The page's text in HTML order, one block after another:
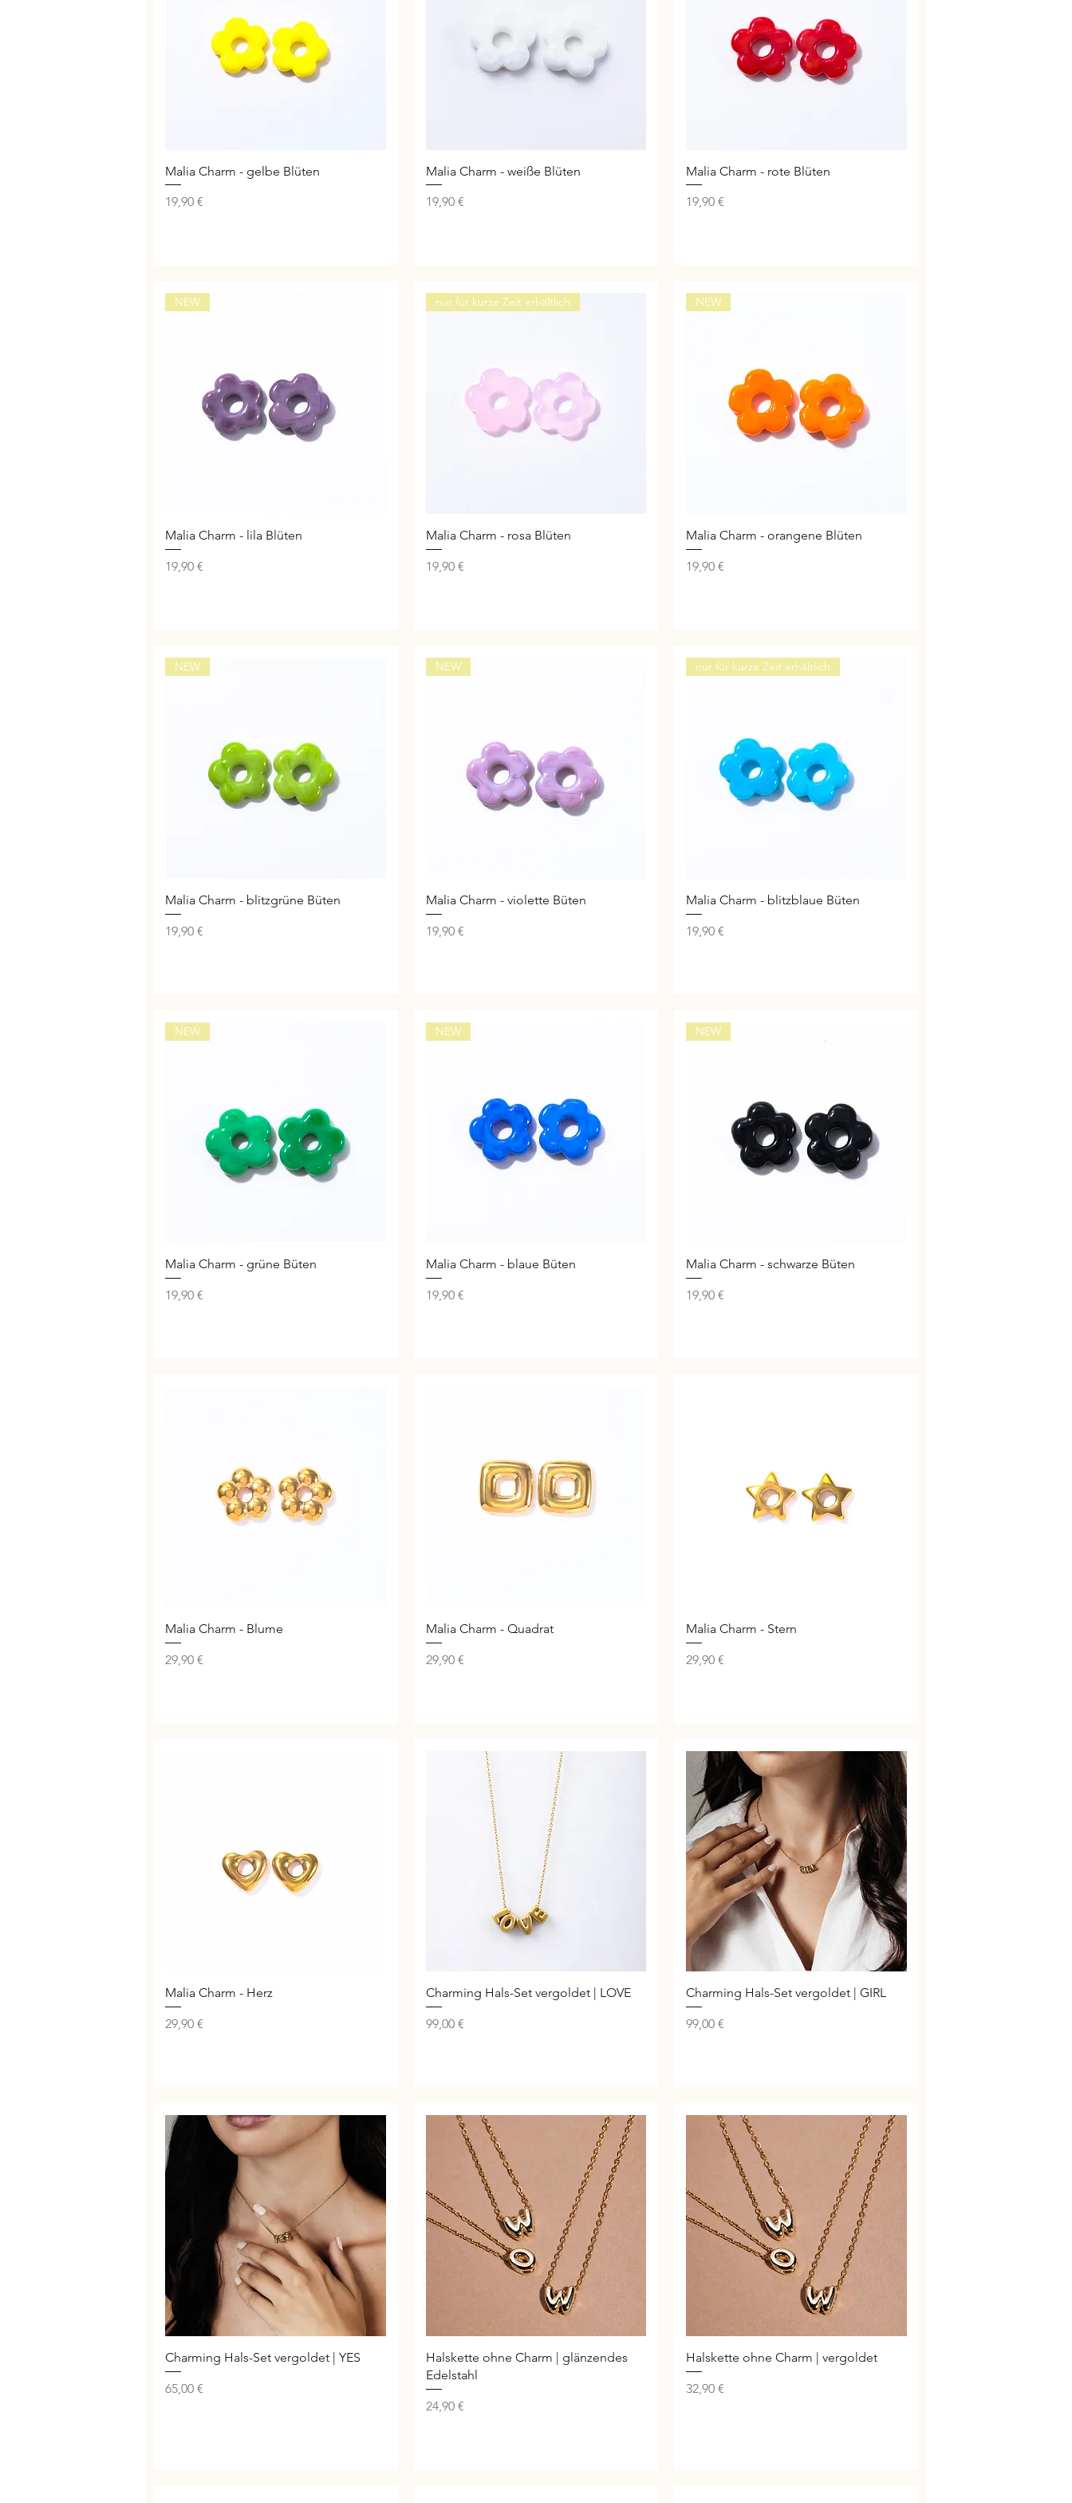
Schnellansicht
Malia Charm - gelbe Blüten
Preis
19,90 €
Schnellansicht
Malia Charm - weiße Blüten
Preis
19,90 €
Schnellansicht
Malia Charm - rote Blüten
Preis
19,90 €
Schnellansicht
NEW
Malia Charm - lila Blüten
Preis
19,90 €
Schnellansicht
nur für kurze Zeit erhältlich
Malia Charm - rosa Blüten
Preis
19,90 €
Schnellansicht
NEW
Malia Charm - orangene Blüten
Preis
19,90 €
Schnellansicht
NEW
Malia Charm - blitzgrüne Büten
Preis
19,90 €
Schnellansicht
NEW
Malia Charm - violette Büten
Preis
19,90 €
Schnellansicht
nur für kurze Zeit erhältlich
Malia Charm - blitzblaue Büten
Preis
19,90 €
Schnellansicht
NEW
Malia Charm - grüne Büten
Preis
19,90 €
Schnellansicht
NEW
Malia Charm - blaue Büten
Preis
19,90 €
Schnellansicht
NEW
Malia Charm - schwarze Büten
Preis
19,90 €
Schnellansicht
Malia Charm - Blume
Preis
29,90 €
Schnellansicht
Malia Charm - Quadrat
Preis
29,90 €
Schnellansicht
Malia Charm - Stern
Preis
29,90 €
Schnellansicht
Malia Charm - Herz
Preis
29,90 €
Schnellansicht
Charming Hals-Set vergoldet | LOVE
Preis
99,00 €
Schnellansicht
Charming Hals-Set vergoldet | GIRL
Preis
99,00 €
Schnellansicht
Charming Hals-Set vergoldet | YES
Preis
65,00 €
Schnellansicht
Halskette ohne Charm | glänzendes
Edelstahl
Preis
24,90 €
Schnellansicht
Halskette ohne Charm | vergoldet
Preis
32,90 €